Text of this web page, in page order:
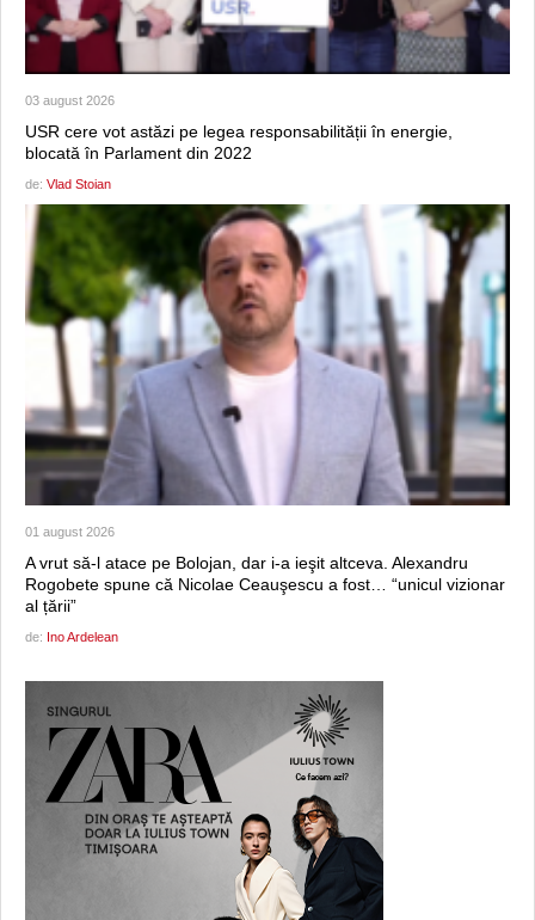
03 august 2026
USR cere vot astăzi pe legea responsabilității în energie,
blocată în Parlament din 2022
de: Vlad Stoian
01 august 2026
A vrut să-l atace pe Bolojan, dar i-a ieşit altceva. Alexandru
Rogobete spune că Nicolae Ceauşescu a fost… “unicul vizionar
al țării”
de: Ino Ardelean